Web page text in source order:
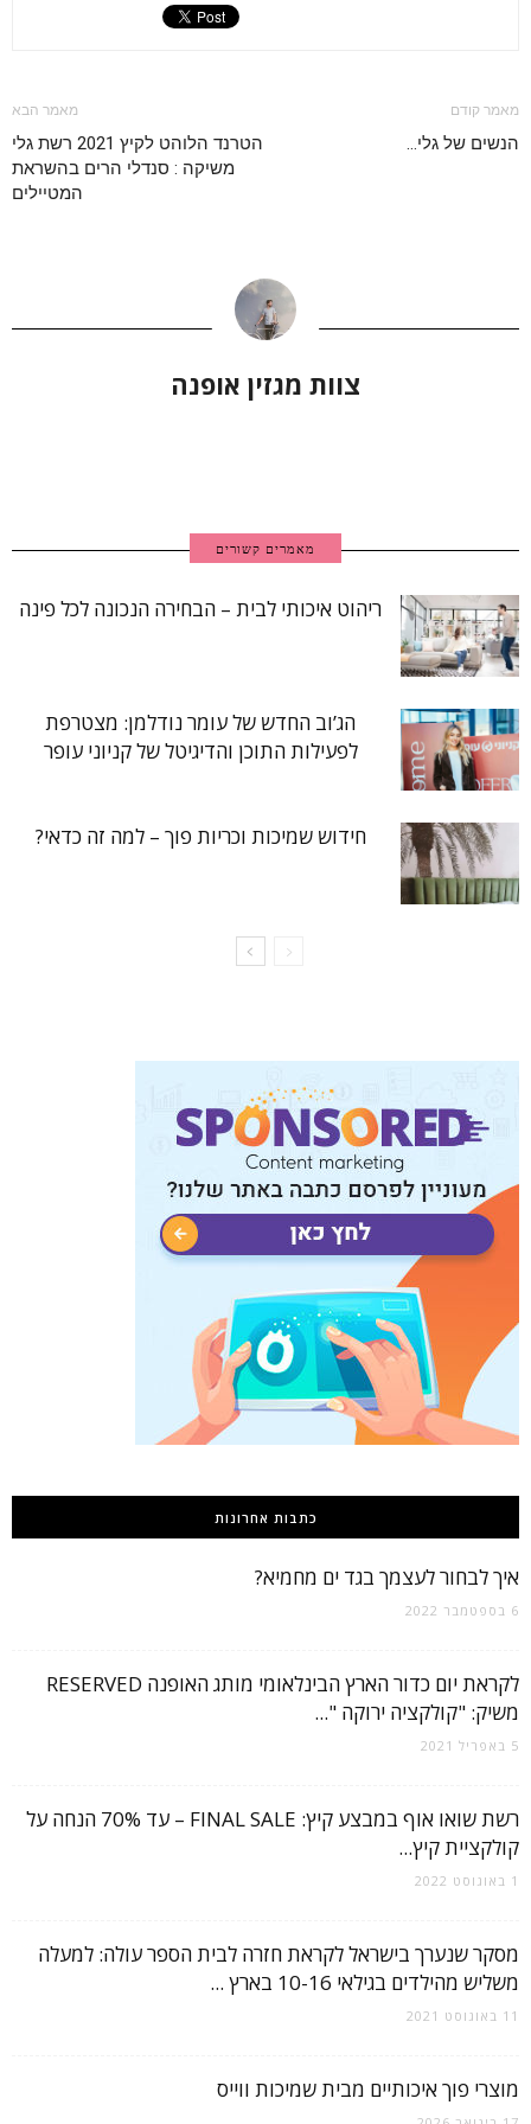
מאמר קודם
הנשים של גלי…
מאמר הבא
הטרנד הלוהט לקיץ 2021 רשת גלי
משיקה : סנדלי הרים בהשראת
המטיילים
צוות מגזין אופנה
מאמרים קשורים
ריהוט איכותי לבית – הבחירה הנכונה לכל פינה
הג’וב החדש של עומר נודלמן: מצטרפת
לפעילות התוכן והדיגיטל של קניוני עופר
חידוש שמיכות וכריות פוך – למה זה כדאי?
כתבות אחרונות
איך לבחור לעצמך בגד ים מחמיא?
6 בספטמבר 2022
לקראת יום כדור הארץ הבינלאומי מותג האופנה RESERVED
משיק: "קולקציה ירוקה "...
5 באפריל 2021
רשת שואו אוף במבצע קיץ: FINAL SALE – עד 70% הנחה על
קולקציית קיץ...
1 באוגוסט 2022
מסקר שנערך בישראל לקראת חזרה לבית הספר עולה: למעלה
משליש מהילדים בגילאי 10-16 בארץ ...
11 באוגוסט 2021
מוצרי פוך איכותיים מבית שמיכות ווייס